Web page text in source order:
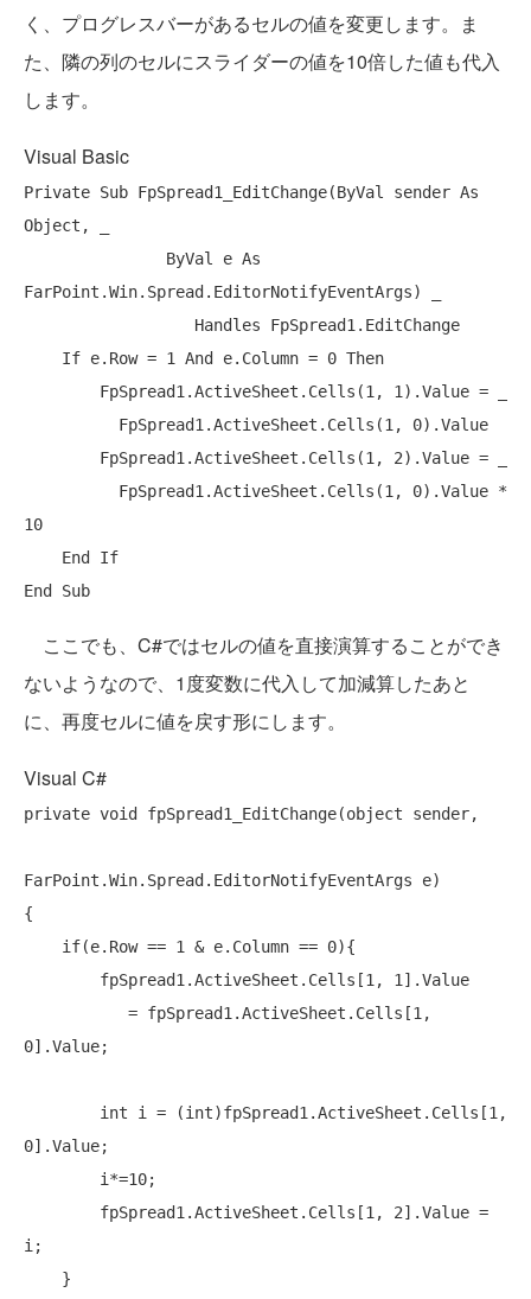
く、プログレスバーがあるセルの値を変更します。ま
た、隣の列のセルにスライダーの値を10倍した値も代入
します。
Visual Basic
Private Sub FpSpread1_EditChange(ByVal sender As
Object , _
ByVal e As
FarPoint.Win.Spread.EditorNotifyEventArgs) _
Handles FpSpread1.EditChange
If e.Row = 1 And e.Column = 0 Then
10
End
If
End
Sub
ここでも、C#ではセルの値を直接演算することができ
ないようなので、1度変数に代入して加減算したあと
に、再度セルに値を戻す形にします。
Visual C#
private void fpSpread1_EditChange(object sender,
FarPoint.Win.Spread.EditorNotifyEventArgs e)
{
if(e.Row == 1 & e.Column == 0){
0].Value;
int i = (int)fpSpread1.ActiveSheet.Cells[1,
0].Value;
i;